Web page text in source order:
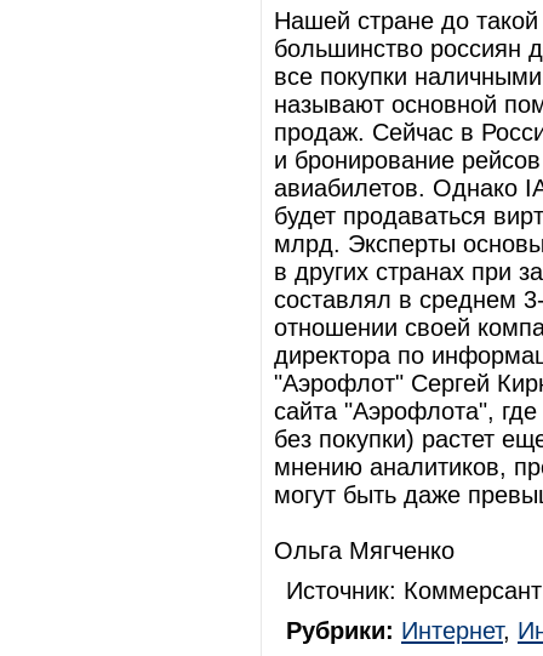
Нашей стране до
большинство россиян
все покупки
называют основной
продаж. Сейчас в
и бронирование
авиабилетов. Однако
будет продаваться
млрд. Эксперты
в других странах при
составлял в среднем
отношении своей
директора по
"Аэрофлот" Сергей
сайта "Аэрофлота",
без покупки) растет
мнению аналитиков,
могут быть даже
Ольга Мягченко
Источник:
Рубрики: Интернет,